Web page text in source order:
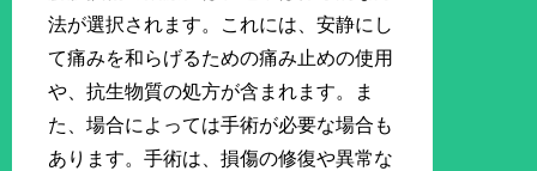
法が選択されます。これには、安静にし
て痛みを和らげるための痛み止めの使用
や、抗生物質の処方が含まれます。ま
た、場合によっては手術が必要な場合も
あります。手術は、損傷の修復や異常な